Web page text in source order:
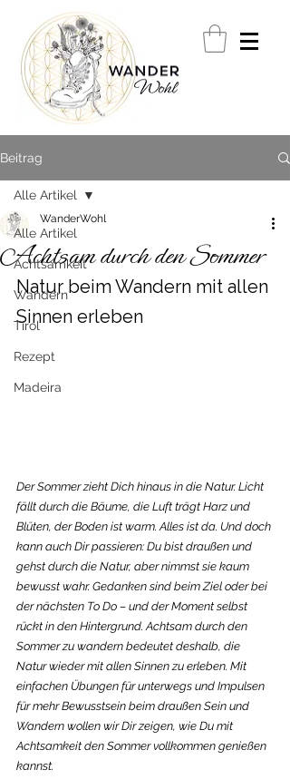
Beitrag
Alle Artikel
Achtsamkeit
Wandern
Tirol
Rezept
Madeira
Alle Artikel
Achtsam durch den Sommer
WanderWohl
Natur beim Wandern mit allen
Sinnen erleben
Der Sommer zieht Dich hinaus in die Natur. Licht
fällt durch die Bäume, die Luft trägt Harz und
Blüten, der Boden ist warm. Alles ist da. Und doch
kann auch Dir passieren: Du bist draußen und
gehst durch die Natur, aber nimmst sie kaum
bewusst wahr. Gedanken sind beim Ziel oder bei
der nächsten To Do – und der Moment selbst
rückt in den Hintergrund. Achtsam durch den
Sommer zu wandern bedeutet deshalb, die
Natur wieder mit allen Sinnen zu erleben. Mit
einfachen Übungen für unterwegs und Impulsen
für mehr Bewusstsein beim draußen Sein und
Wandern wollen wir Dir zeigen, wie Du mit
Achtsamkeit den Sommer vollkommen genießen
kannst.